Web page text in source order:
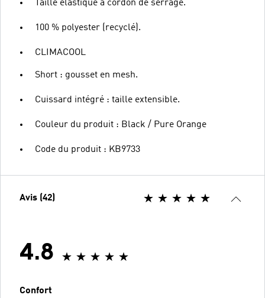
Taille élastique à cordon de serrage.
100 % polyester (recyclé).
CLIMACOOL
Short : gousset en mesh.
Cuissard intégré : taille extensible.
Couleur du produit : Black / Pure Orange
Code du produit : KB9733
Avis (42)
4.8
Confort